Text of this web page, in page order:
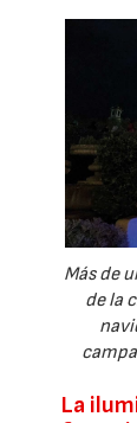
Más de
de la
La